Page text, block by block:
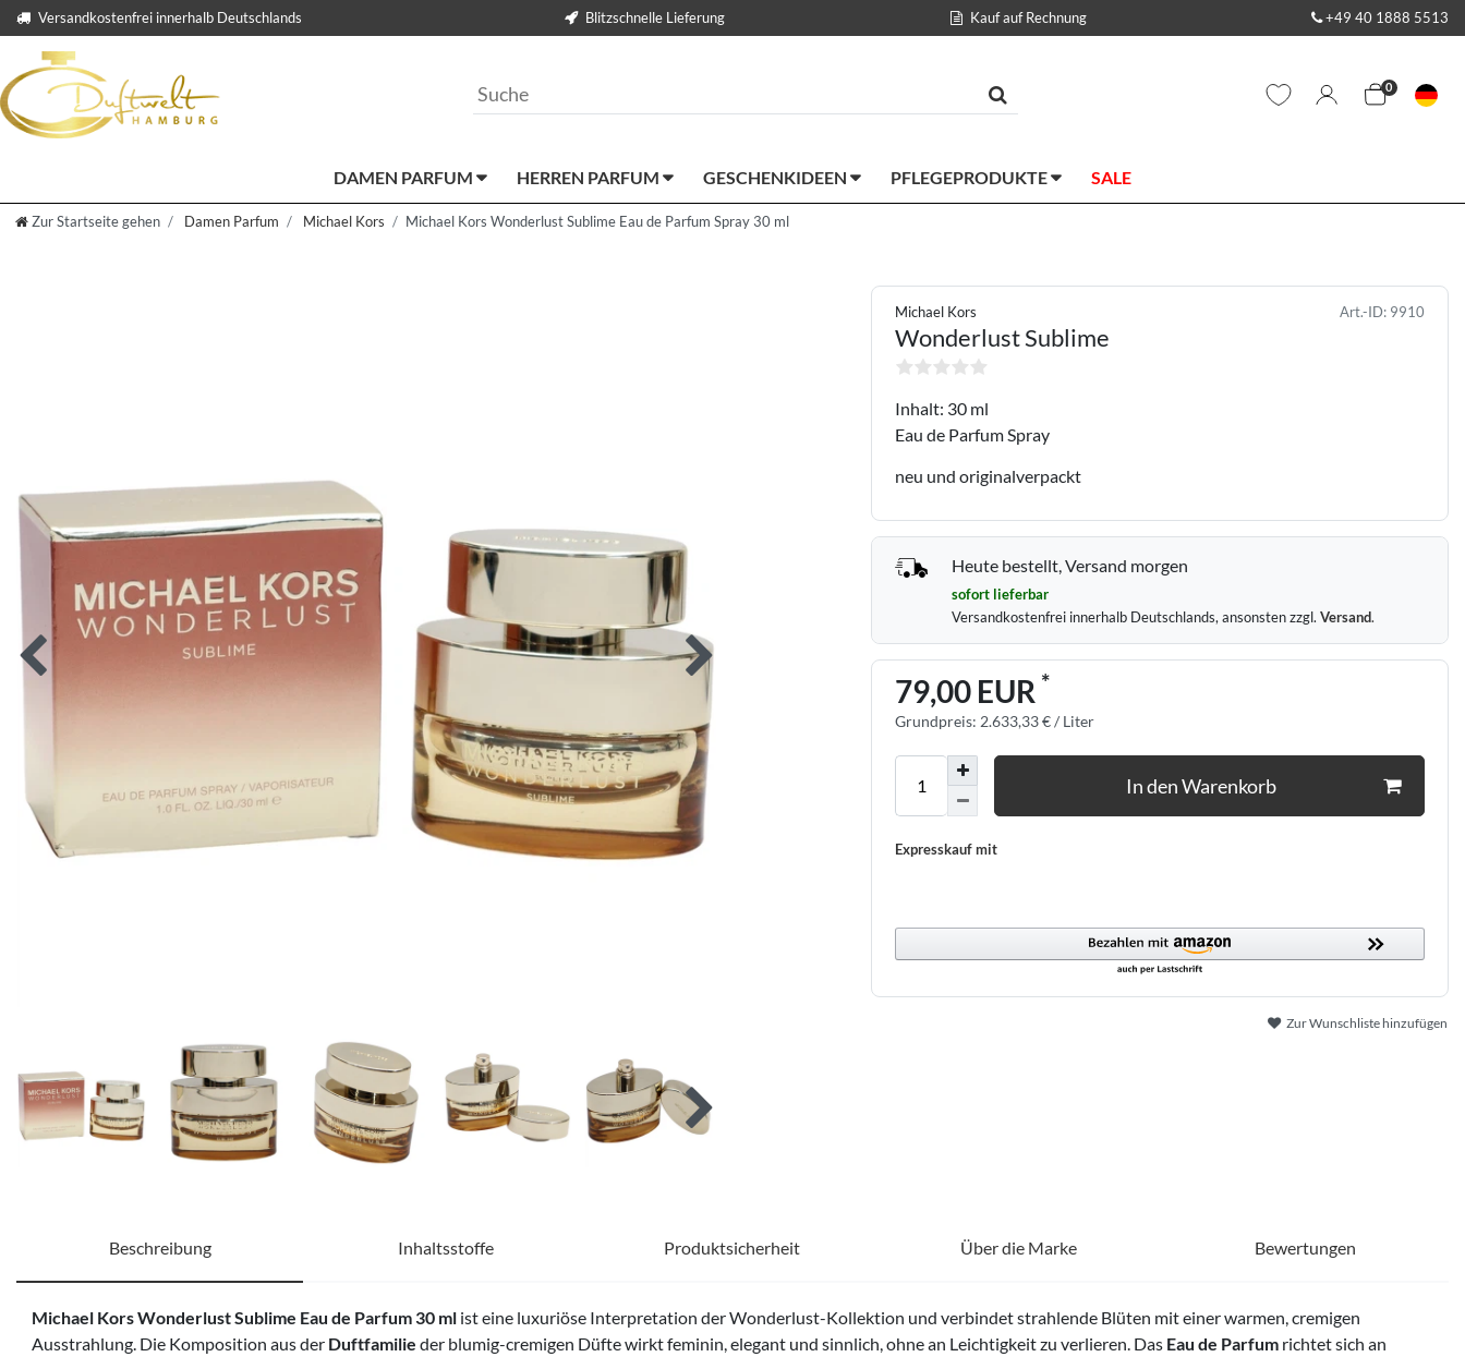
Versandkostenfrei innerhalb Deutschlands Blitzschnelle Lieferung Kauf auf Rechnung +49 40 1888 5513
0
DAMEN PARFUM HERREN PARFUM GESCHENKIDEEN PFLEGEPRODUKTE SALE
Zur Startseite gehen Damen Parfum Michael Kors Michael Kors Wonderlust Sublime Eau de Parfum Spray 30 ml
Michael Kors Art.-ID: 9910
Wonderlust Sublime
Inhalt: 30 ml
Eau de Parfum Spray
neu und originalverpackt
Heute bestellt, Versand morgen
sofort lieferbar
Versandkostenfrei innerhalb Deutschlands, ansonsten zzgl. Versand.
79,00 EUR *
Grundpreis: 2.633,33 € / Liter
In den Warenkorb
Expresskauf mit
Zur Wunschliste hinzufügen
Beschreibung Inhaltsstoffe Produktsicherheit Über die Marke Bewertungen
Michael Kors Wonderlust Sublime Eau de Parfum 30 ml ist eine luxuriöse Interpretation der Wonderlust-Kollektion und verbindet strahlende Blüten mit einer warmen, cremigen
Ausstrahlung. Die Komposition aus der Duftfamilie der blumig-cremigen Düfte wirkt feminin, elegant und sinnlich, ohne an Leichtigkeit zu verlieren. Das Eau de Parfum richtet sich an